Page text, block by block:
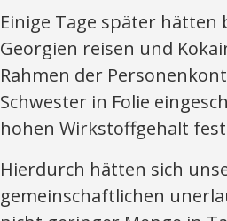
Einige Tage später
Georgien reisen und
Rahmen der
Schwester in Folie
hohen Wirkstoffgehalt
Hierdurch hätten sich
gemeinschaftlichen